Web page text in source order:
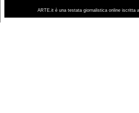
ARTE.it è una testata giornalistica online iscritta